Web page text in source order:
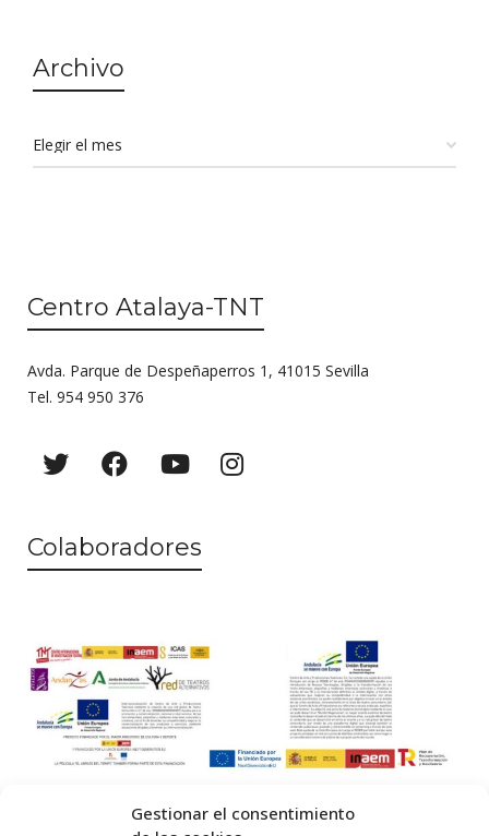
Gestionar el consentimiento
Archivo
Centro Atalaya-TNT
Avda. Parque de Despeñaperros 1, 41015 Sevilla
Tel. 954 950 376
Colaboradores